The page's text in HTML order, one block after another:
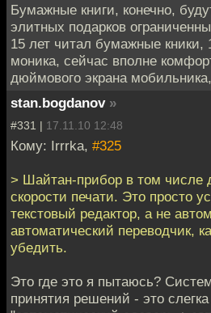
Бумажные книги, конечно,
элитных подарков
15 лет читал бумажные кники,
моника, сейчас вполне
дюймового экрана
stan.bogdanov »
#331 | 17.11.10 12:48
Кому: Irrrka, #325
> Шайтан-прибор в том числе
скорости печати. Это просто
текстовый редактор, а не
автоматический переводчик,
убедить.
Это где это я пытаюсь?
принятия решений - это